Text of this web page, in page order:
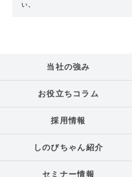
い。
当社の強み
お役立ちコラム
採用情報
しのびちゃん紹介
セミナー情報